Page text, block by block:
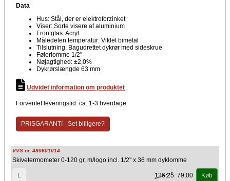
Data
Hus: Stål, der er elektroforzinket
Viser: Sorte visere af aluminium
Frontglas: Acryl
Måledelen temperatur: Viklet bimetal
Tilslutning: Bagudrettet dykrør med sideskrue
Følerlomme 1/2"
Nøjagtighed: ±2,0%
Dykrørslængde 63 mm
Udvidet information om produktet
Forventet leveringstid: ca. 1-3 hverdage
PRISGARANTI - Set billigere?
VVS nr. 480601014
Skivetermometer 0-120 gr, m/logo incl. 1/2" x 36 mm dyklomme
L 126,25 79,00 Køb